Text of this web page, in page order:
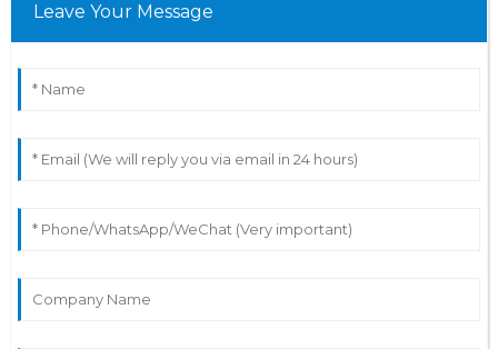
Leave Your Message